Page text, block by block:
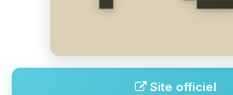
Site officiel